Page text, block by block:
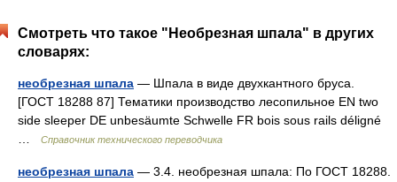
Смотреть что такое "Необрезная шпала" в других
словарях:
необрезная шпала — Шпала в виде двухкантного бруса.
[ГОСТ 18288 87] Тематики производство лесопильное EN two
side sleeper DE unbesäumte Schwelle FR bois sous rails déligné
Справочник технического переводчика
необрезная шпала — 3.4. необрезная шпала: По ГОСТ 18288.